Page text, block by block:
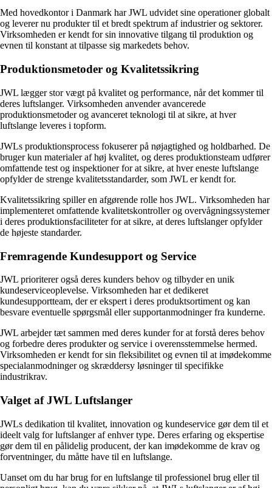
Med hovedkontor i Danmark har JWL udvidet sine operationer globalt
og leverer nu produkter til et bredt spektrum af industrier og sektorer.
Virksomheden er kendt for sin innovative tilgang til produktion og
evnen til konstant at tilpasse sig markedets behov.
Produktionsmetoder og Kvalitetssikring
JWL lægger stor vægt på kvalitet og performance, når det kommer til
deres luftslanger. Virksomheden anvender avancerede
produktionsmetoder og avanceret teknologi til at sikre, at hver
luftslange leveres i topform.
JWLs produktionsprocess fokuserer på nøjagtighed og holdbarhed. De
bruger kun materialer af høj kvalitet, og deres produktionsteam udfører
omfattende test og inspektioner for at sikre, at hver eneste luftslange
opfylder de strenge kvalitetsstandarder, som JWL er kendt for.
Kvalitetssikring spiller en afgørende rolle hos JWL. Virksomheden har
implementeret omfattende kvalitetskontroller og overvågningssystemer
i deres produktionsfaciliteter for at sikre, at deres luftslanger opfylder
de højeste standarder.
Fremragende Kundesupport og Service
JWL prioriterer også deres kunders behov og tilbyder en unik
kundeserviceoplevelse. Virksomheden har et dedikeret
kundesupportteam, der er ekspert i deres produktsortiment og kan
besvare eventuelle spørgsmål eller supportanmodninger fra kunderne.
JWL arbejder tæt sammen med deres kunder for at forstå deres behov
og forbedre deres produkter og service i overensstemmelse hermed.
Virksomheden er kendt for sin fleksibilitet og evnen til at imødekomme
specialanmodninger og skræddersy løsninger til specifikke
industrikrav.
Valget af JWL Luftslanger
JWLs dedikation til kvalitet, innovation og kundeservice gør dem til et
ideelt valg for luftslanger af enhver type. Deres erfaring og ekspertise
gør dem til en pålidelig producent, der kan imødekomme de krav og
forventninger, du måtte have til en luftslange.
Uanset om du har brug for en luftslange til professionel brug eller til